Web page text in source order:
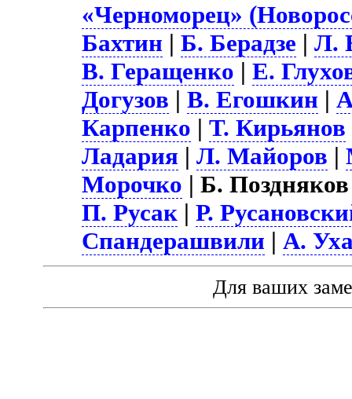
«Черноморец»
Бахтин |Б. Берадзе |Л.
В. Геращенко |Е.
Догузов |В. Егошкин |
Карпенко |Т. Кирьянов
Ладария |Л. Майоров |
Морочко | Б.
П. Русак |Р.
Спандерашвили |А.
Для ваших